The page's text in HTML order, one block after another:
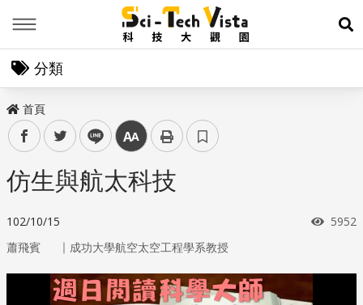
展
分類
首頁
facebooktwitter line 中
仿生與航太科技
102/10/15 瀏覽
5952
蕭飛賓 ｜ 成功大學航空太空工程學系教授